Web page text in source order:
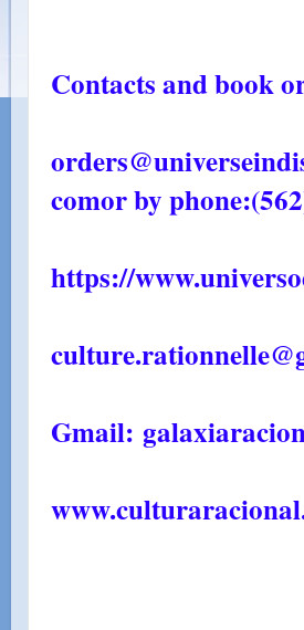
Contacts and book
comor by phone:
https://
Gmail: